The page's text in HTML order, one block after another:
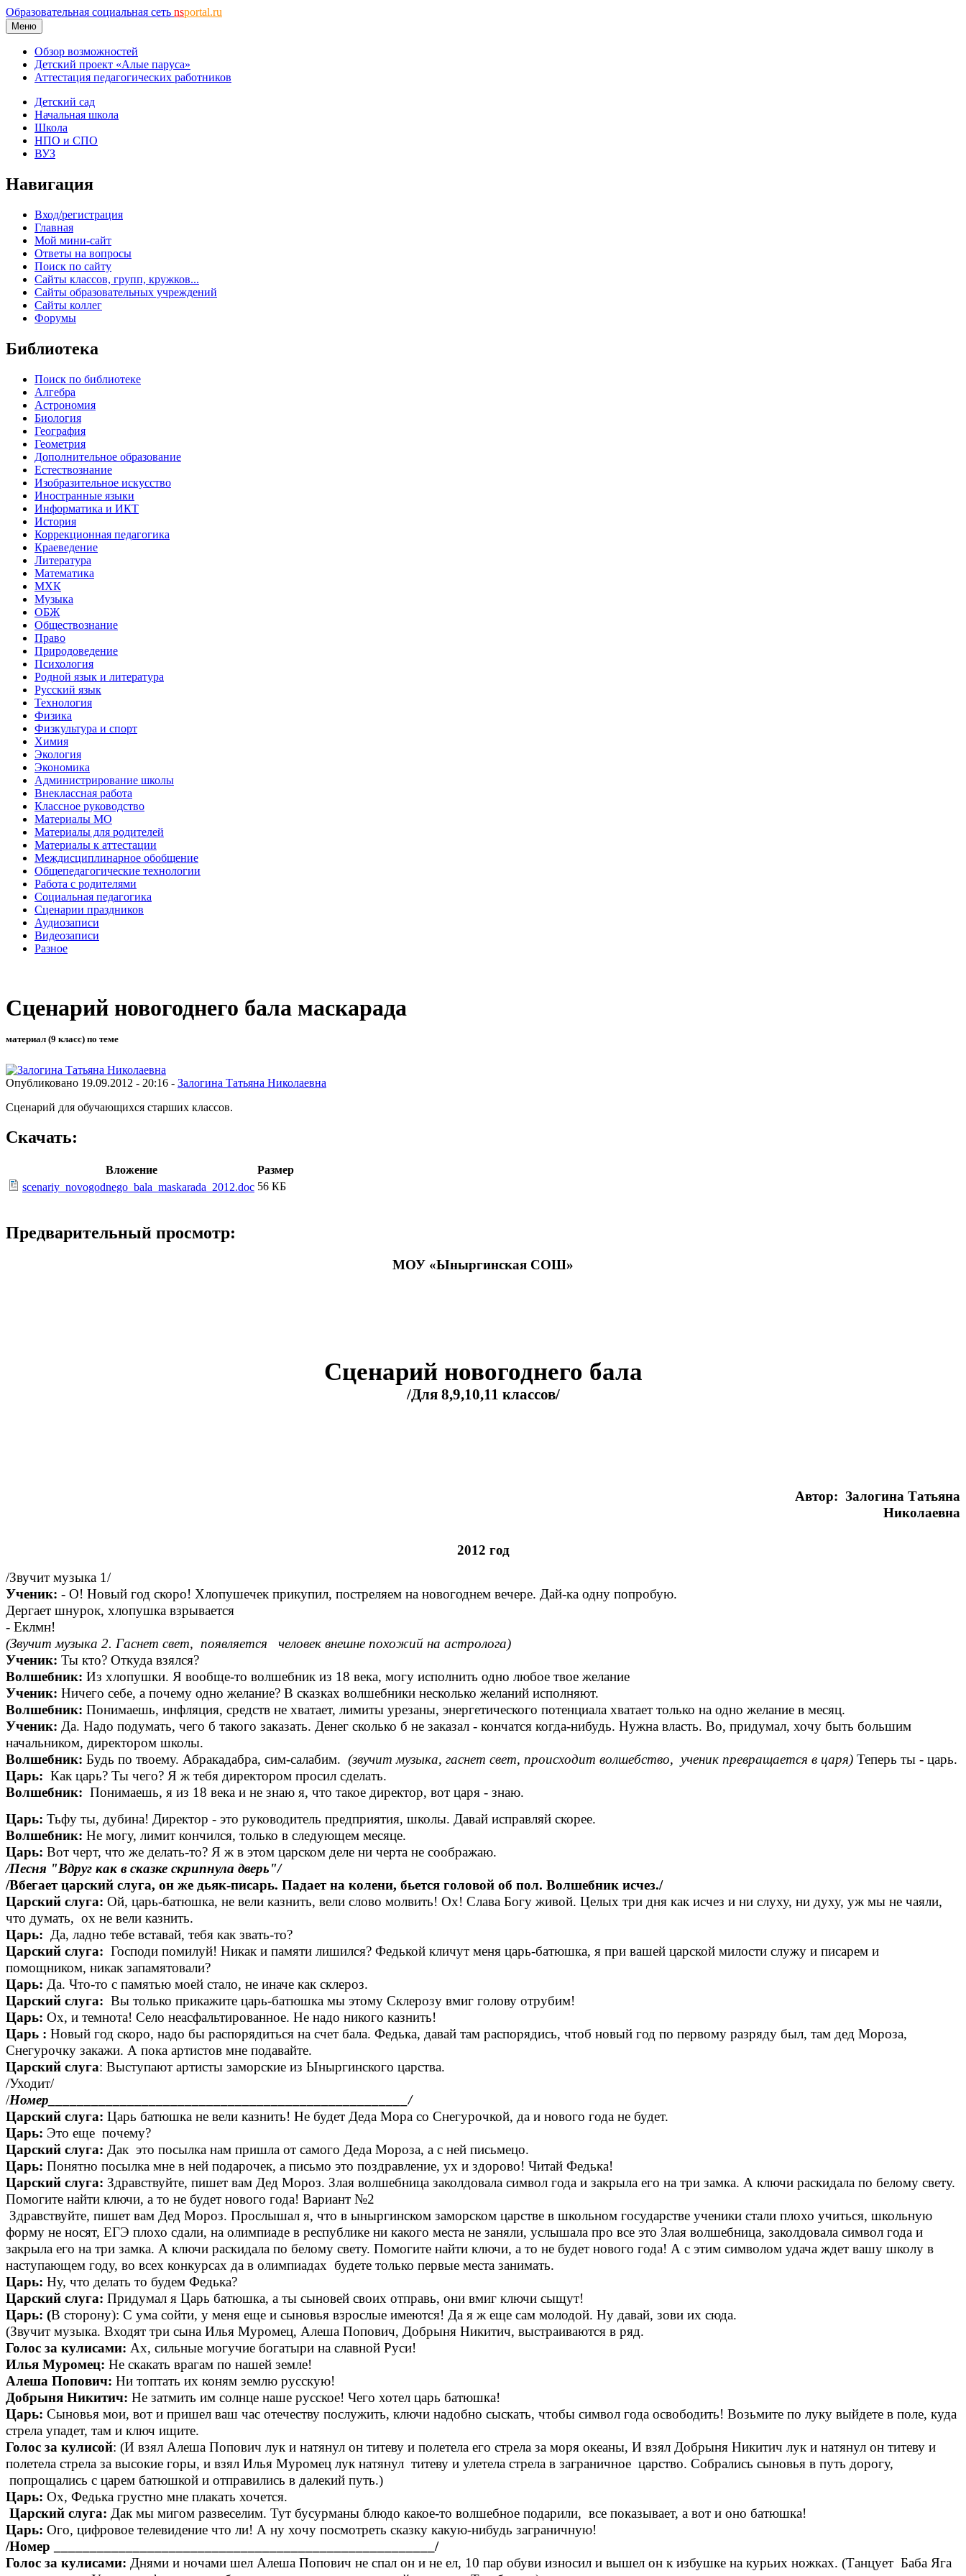
Образовательная социальная сеть nsportal.ru
Меню
Обзор возможностей
Детский проект «Алые паруса»
Аттестация педагогических работников
Детский сад
Начальная школа
Школа
НПО и СПО
ВУЗ
Навигация
Вход/регистрация
Главная
Мой мини-сайт
Ответы на вопросы
Поиск по сайту
Сайты классов, групп, кружков...
Сайты образовательных учреждений
Сайты коллег
Форумы
Библиотека
Поиск по библиотеке
Алгебра
Астрономия
Биология
География
Геометрия
Дополнительное образование
Естествознание
Изобразительное искусство
Иностранные языки
Информатика и ИКТ
История
Коррекционная педагогика
Краеведение
Литература
Математика
МХК
Музыка
ОБЖ
Обществознание
Право
Природоведение
Психология
Родной язык и литература
Русский язык
Технология
Физика
Физкультура и спорт
Химия
Экология
Экономика
Администрирование школы
Внеклассная работа
Классное руководство
Материалы МО
Материалы для родителей
Материалы к аттестации
Междисциплинарное обобщение
Общепедагогические технологии
Работа с родителями
Социальная педагогика
Сценарии праздников
Аудиозаписи
Видеозаписи
Разное
Сценарий новогоднего бала маскарада
материал (9 класс) по теме
Опубликовано 19.09.2012 - 20:16 - Залогина Татьяна Николаевна
Сценарий для обучающихся старших классов.
Скачать:
Вложение
Размер
scenariy_novogodnego_bala_maskarada_2012.doc 56 КБ
Предварительный просмотр:
МОУ «Ыныргинская СОШ»
Сценарий новогоднего бала
/Для 8,9,10,11 классов/
Автор: Залогина Татьяна
Николаевна
2012 год
/Звучит музыка 1/
Ученик: - О! Новый год скоро! Хлопушечек прикупил, постреляем на новогоднем вечере. Дай-ка одну попробую.
Дергает шнурок, хлопушка взрывается
- Еклмн!
(Звучит музыка 2. Гаснет свет, появляется человек внешне похожий на астролога)
Ученик: Ты кто? Откуда взялся?
Волшебник: Из хлопушки. Я вообще-то волшебник из 18 века, могу исполнить одно любое твое желание
Ученик: Ничего себе, а почему одно желание? В сказках волшебники несколько желаний исполняют.
Волшебник: Понимаешь, инфляция, средств не хватает, лимиты урезаны, энергетического потенциала хватает только на одно желание в месяц.
Ученик: Да. Надо подумать, чего б такого заказать. Денег сколько б не заказал - кончатся когда-нибудь. Нужна власть. Во, придумал, хочу быть большим
начальником, директором школы.
Волшебник: Будь по твоему. Абракадабра, сим-салабим. (звучит музыка, гаснет свет, происходит волшебство, ученик превращается в царя) Теперь ты - царь.
Царь: Как царь? Ты чего? Я ж тебя директором просил сделать.
Волшебник: Понимаешь, я из 18 века и не знаю я, что такое директор, вот царя - знаю.
Царь: Тьфу ты, дубина! Директор - это руководитель предприятия, школы. Давай исправляй скорее.
Волшебник: Не могу, лимит кончился, только в следующем месяце.
Царь: Вот черт, что же делать-то? Я ж в этом царском деле ни черта не соображаю.
/Песня "Вдруг как в сказке скрипнула дверь"/
/Вбегает царский слуга, он же дьяк-писарь. Падает на колени, бьется головой об пол. Волшебник исчез./
Царский слуга: Ой, царь-батюшка, не вели казнить, вели слово молвить! Ох! Слава Богу живой. Целых три дня как исчез и ни слуху, ни духу, уж мы не чаяли,
что думать, ох не вели казнить.
Царь: Да, ладно тебе вставай, тебя как звать-то?
Царский слуга: Господи помилуй! Никак и памяти лишился? Федькой кличут меня царь-батюшка, я при вашей царской милости служу и писарем и
помощником, никак запамятовали?
Царь: Да. Что-то с памятью моей стало, не иначе как склероз.
Царский слуга: Вы только прикажите царь-батюшка мы этому Склерозу вмиг голову отрубим!
Царь: Ох, и темнота! Село неасфальтированное. Не надо никого казнить!
Царь : Новый год скоро, надо бы распорядиться на счет бала. Федька, давай там распорядись, чтоб новый год по первому разряду был, там дед Мороза,
Снегурочку закажи. А пока артистов мне подавайте.
Царский слуга: Выступают артисты заморские из Ыныргинского царства.
/Уходит/
/Номер__________________________________________________/
Царский слуга: Царь батюшка не вели казнить! Не будет Деда Мора со Снегурочкой, да и нового года не будет.
Царь: Это еще почему?
Царский слуга: Дак это посылка нам пришла от самого Деда Мороза, а с ней письмецо.
Царь: Понятно посылка мне в ней подарочек, а письмо это поздравление, ух и здорово! Читай Федька!
Царский слуга: Здравствуйте, пишет вам Дед Мороз. Злая волшебница заколдовала символ года и закрыла его на три замка. А ключи раскидала по белому свету.
Помогите найти ключи, а то не будет нового года! Вариант №2
Здравствуйте, пишет вам Дед Мороз. Прослышал я, что в ыныргинском заморском царстве в школьном государстве ученики стали плохо учиться, школьную
форму не носят, ЕГЭ плохо сдали, на олимпиаде в республике ни какого места не заняли, услышала про все это Злая волшебница, заколдовала символ года и
закрыла его на три замка. А ключи раскидала по белому свету. Помогите найти ключи, а то не будет нового года! А с этим символом удача ждет вашу школу в
наступающем году, во всех конкурсах да в олимпиадах будете только первые места занимать.
Царь: Ну, что делать то будем Федька?
Царский слуга: Придумал я Царь батюшка, а ты сыновей своих отправь, они вмиг ключи сыщут!
Царь: (В сторону): С ума сойти, у меня еще и сыновья взрослые имеются! Да я ж еще сам молодой. Ну давай, зови их сюда.
(Звучит музыка. Входят три сына Илья Муромец, Алеша Попович, Добрыня Никитич, выстраиваются в ряд.
Голос за кулисами: Ах, сильные могучие богатыри на славной Руси!
Илья Муромец: Не скакать врагам по нашей земле!
Алеша Попович: Ни топтать их коням землю русскую!
Добрыня Никитич: Не затмить им солнце наше русское! Чего хотел царь батюшка!
Царь: Сыновья мои, вот и пришел ваш час отечеству послужить, ключи надобно сыскать, чтобы символ года освободить! Возьмите по луку выйдете в поле, куда
стрела упадет, там и ключ ищите.
Голос за кулисой: (И взял Алеша Попович лук и натянул он титеву и полетела его стрела за моря океаны, И взял Добрыня Никитич лук и натянул он титеву и
полетела стрела за высокие горы, и взял Илья Муромец лук натянул титеву и улетела стрела в заграничное царство. Собрались сыновья в путь дорогу,
попрощались с царем батюшкой и отправились в далекий путь.)
Царь: Ох, Федька грустно мне плакать хочется.
Царский слуга: Дак мы мигом развеселим. Тут бусурманы блюдо какое-то волшебное подарили, все показывает, а вот и оно батюшка!
Царь: Ого, цифровое телевидение что ли! А ну хочу посмотреть сказку какую-нибудь заграничную!
/Номер _____________________________________________________/
Голос за кулисами: Днями и ночами шел Алеша Попович не спал он и не ел, 10 пар обуви износил и вышел он к избушке на курьих ножках. (Танцует Баба Яга